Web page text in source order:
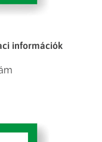
információk